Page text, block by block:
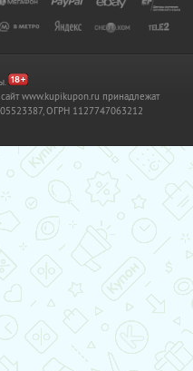
www.kupikupon.ru принадлежат
ОГРН 1127747063212